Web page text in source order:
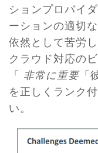
ションプロバイ
ーションの適切
依然として苦労
クラウド対応の
「 非常に重要「
を正しくランク
い。